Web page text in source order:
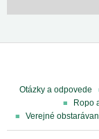
Otázky a odpovede
Ropo
Verejné